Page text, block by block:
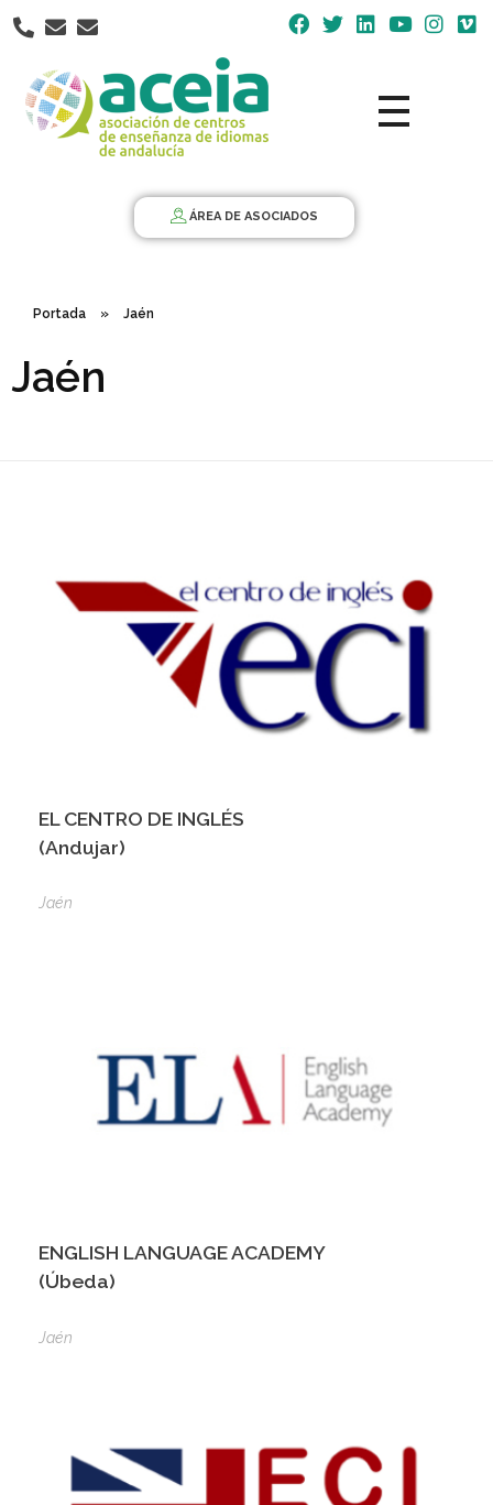
Nota:
este
web
incluye
ÁREA DE ASOCIADOS
Portada » Jaén
Jaén
EL CENTRO DE INGLÉS
(Andujar)
Jaén
ENGLISH LANGUAGE ACADEMY
(Úbeda)
Jaén